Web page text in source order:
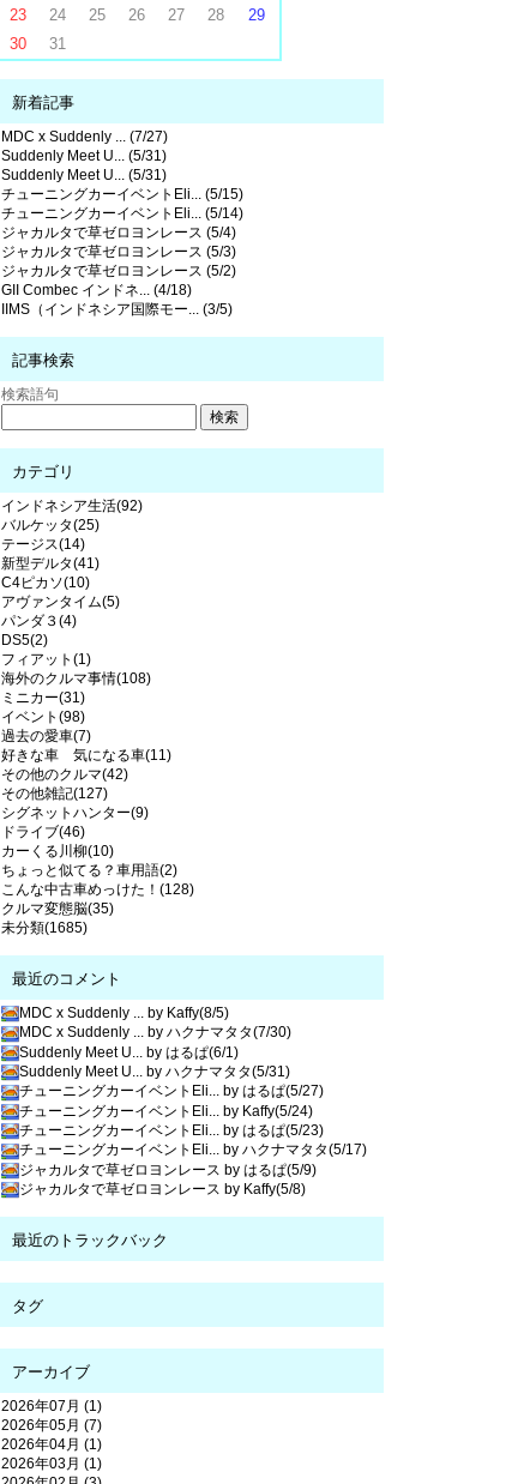
23
24 25 26 27 28
29
30
31
新着記事
MDC x Suddenly ... (7/27)
Suddenly Meet U... (5/31)
Suddenly Meet U... (5/31)
チューニングカーイベントEli... (5/15)
チューニングカーイベントEli... (5/14)
ジャカルタで草ゼロヨンレース (5/4)
ジャカルタで草ゼロヨンレース (5/3)
ジャカルタで草ゼロヨンレース (5/2)
GII Combec インドネ... (4/18)
IIMS（インドネシア国際モー... (3/5)
記事検索
検索語句
カテゴリ
インドネシア生活(92)
バルケッタ(25)
テージス(14)
新型デルタ(41)
C4ピカソ(10)
アヴァンタイム(5)
パンダ３(4)
DS5(2)
フィアット(1)
海外のクルマ事情(108)
ミニカー(31)
イベント(98)
過去の愛車(7)
好きな車 気になる車(11)
その他のクルマ(42)
その他雑記(127)
シグネットハンター(9)
ドライブ(46)
カーくる川柳(10)
ちょっと似てる？車用語(2)
こんな中古車めっけた！(128)
クルマ変態脳(35)
未分類(1685)
最近のコメント
MDC x Suddenly ... by Kaffy(8/5)
MDC x Suddenly ... by ハクナマタタ(7/30)
Suddenly Meet U... by はるぱ(6/1)
Suddenly Meet U... by ハクナマタタ(5/31)
チューニングカーイベントEli... by はるぱ(5/27)
チューニングカーイベントEli... by Kaffy(5/24)
チューニングカーイベントEli... by はるぱ(5/23)
チューニングカーイベントEli... by ハクナマタタ(5/17)
ジャカルタで草ゼロヨンレース by はるぱ(5/9)
ジャカルタで草ゼロヨンレース by Kaffy(5/8)
最近のトラックバック
タグ
アーカイブ
2026年07月 (1)
2026年05月 (7)
2026年04月 (1)
2026年03月 (1)